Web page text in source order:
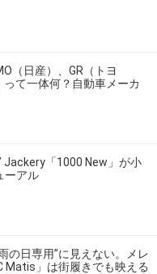
（日産）、GR（トヨ
って一体何？自動車メーカ
Jackery「1000 New」が小
ーアル
の日専用”に見えない。メレ
Matis」は街履きでも映える